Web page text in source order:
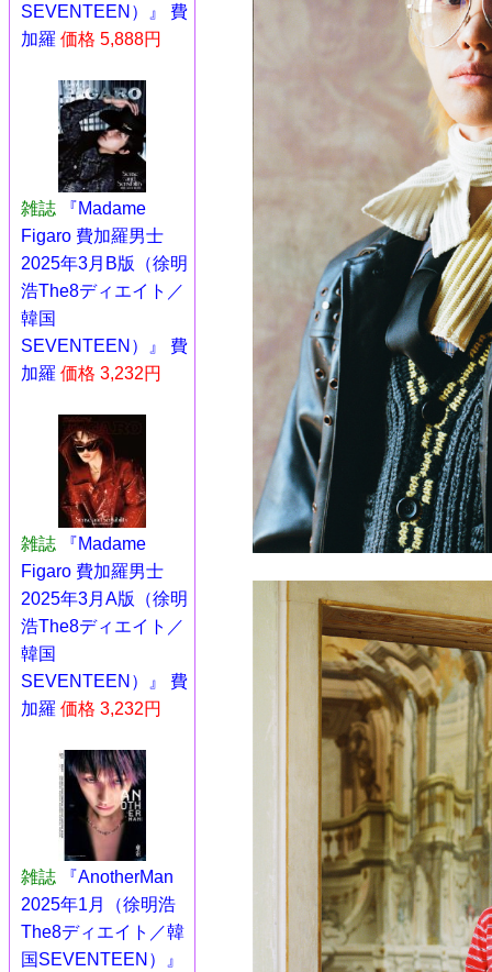
SEVENTEEN）』 費
加羅 価格 5,888円
雑誌
『Madame
Figaro 費加羅男士
2025年3月B版（徐明
浩The8ディエイト／
韓国
SEVENTEEN）』 費
加羅 価格 3,232円
雑誌
『Madame
Figaro 費加羅男士
2025年3月A版（徐明
浩The8ディエイト／
韓国
SEVENTEEN）』 費
加羅 価格 3,232円
雑誌
『AnotherMan
2025年1月（徐明浩
The8ディエイト／韓
国SEVENTEEN）』